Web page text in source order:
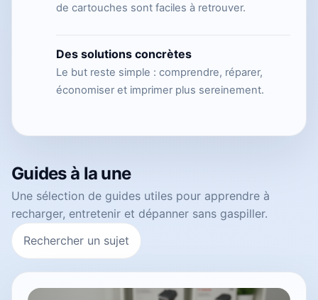
de cartouches sont faciles à retrouver.
Des solutions concrètes
Le but reste simple : comprendre, réparer,
économiser et imprimer plus sereinement.
Guides à la une
Une sélection de guides utiles pour apprendre à
recharger, entretenir et dépanner sans gaspiller.
Rechercher un sujet